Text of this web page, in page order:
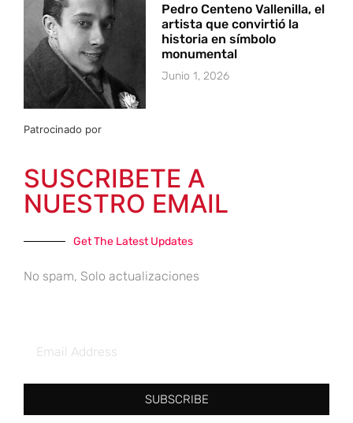
Pedro Centeno Vallenilla, el
artista que convirtió la
historia en símbolo
monumental
Junio 1, 2026
Patrocinado por
SUSCRIBETE A
NUESTRO EMAIL
Get The Latest Updates
No spam, Solo actualizaciones
SUBSCRIBE